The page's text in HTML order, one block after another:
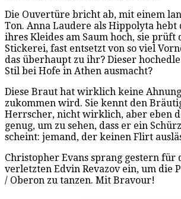
Die Ouvertüre bricht ab, mit einem
Ton. Anna Laudere als Hippolyta hebt
ihres Kleides am Saum hoch, sie prüft
Stickerei, fast entsetzt von so viel
das überhaupt zu ihr? Dieser
Stil bei Hofe in Athen ausmacht?
Diese Braut hat wirklich keine
zukommen wird. Sie kennt den
Herrscher, nicht wirklich, aber eben
genug, um zu sehen, dass er ein
scheint: jemand, der keinen Flirt
Christopher Evans sprang gestern für
verletzten Edvin Revazov ein, um die
/ Oberon zu tanzen. Mit Bravour!